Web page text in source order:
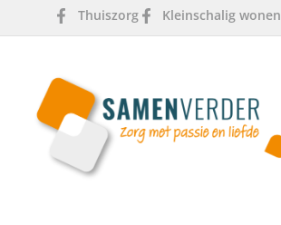
Thuiszorg Kleinschalig wonen